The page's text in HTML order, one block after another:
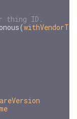
thing ID.
(